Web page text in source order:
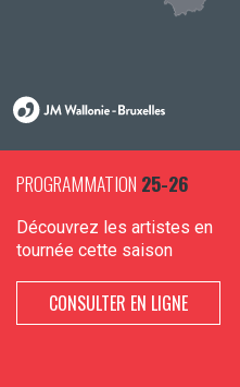
PROGRAMMATION 25-26
Découvrez les artistes en
tournée cette saison
CONSULTER EN LIGNE